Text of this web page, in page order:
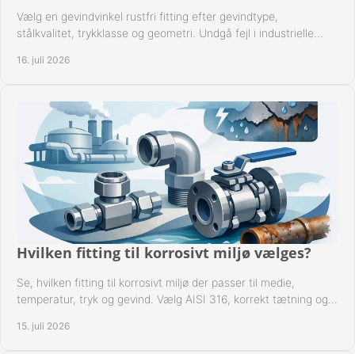
Vælg en gevindvinkel rustfri fitting efter gevindtype,
stålkvalitet, trykklasse og geometri. Undgå fejl i industrielle
16. juli 2026
Hvilken fitting til korrosivt miljø vælges?
Se, hvilken fitting til korrosivt miljø der passer til medie,
temperatur, tryk og gevind. Vælg AISI 316, korrekt tætning og
15. juli 2026